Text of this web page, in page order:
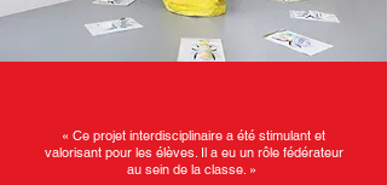
« Ce projet interdisciplinaire a été stimulant et
valorisant pour les élèves. Il a eu un rôle fédérateur
au sein de la classe. »